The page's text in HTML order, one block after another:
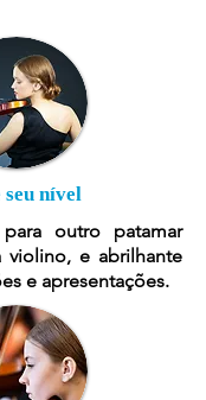
seu nível
outro patamar
e abrilhante
e apresentações.